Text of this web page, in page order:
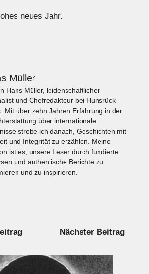
neues Jahr.
Müller
Hans Müller, leidenschaftlicher
und Chefredakteur bei Hunsrück
Mit über zehn Jahren Erfahrung in der
über internationale
strebe ich danach, Geschichten mit
und Integrität zu erzählen. Meine
ist es, unsere Leser durch fundierte
und authentische Berichte zu
und zu inspirieren.
Nächster Beitrag